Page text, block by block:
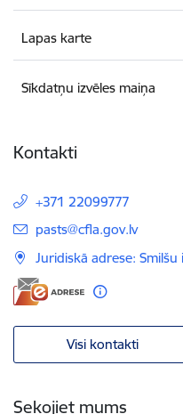
Lapas karte
Sīkdatņu izvēles maiņa
Kontakti
+371 22099777
E-pasts:
pasts@cfla.gov.lv
Juridiskā adrese: Smilšu
Visi kontakti
Sekojiet mums